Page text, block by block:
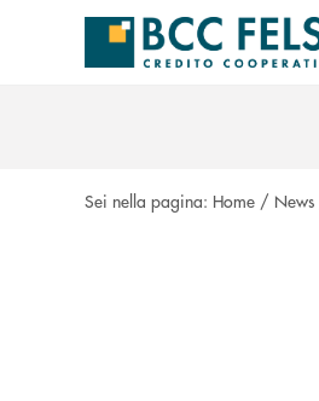
Salta al contenuto principale
Sei nella pagina: Home / News